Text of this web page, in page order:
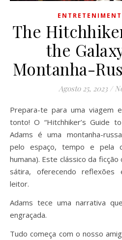
The
the
Montanha-
Agosto 25, 2023 /
Prepara-te para uma viagem espacial que te vai deixar
tonto! O “Hitchhiker’s Guide
Adams é uma montanha-
pelo espaço, tempo e pela
humana). Este clássico da
sátira, oferecendo reflexões
leitor.
Adams tece uma narrativa
engraçada.
Tudo começa com o nosso